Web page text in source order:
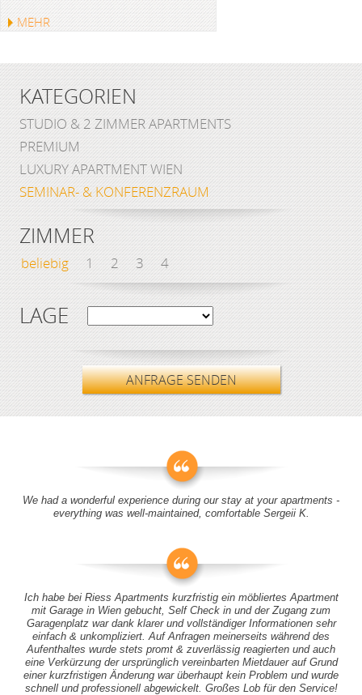
MEHR
KATEGORIEN
STUDIO & 2 ZIMMER APARTMENTS
PREMIUM
LUXURY APARTMENT WIEN
SEMINAR- & KONFERENZRAUM
ZIMMER
beliebig 1 2 3 4
LAGE
ANFRAGE SENDEN
We had a wonderful experience during our stay at your apartments -
everything was well-maintained, comfortable Sergeii K.
Ich habe bei Riess Apartments kurzfristig ein möbliertes Apartment
mit Garage in Wien gebucht, Self Check in und der Zugang zum
Garagenplatz war dank klarer und vollständiger Informationen sehr
einfach & unkompliziert. Auf Anfragen meinerseits während des
Aufenthaltes wurde stets promt & zuverlässig reagierten und auch
eine Verkürzung der ursprünglich vereinbarten Mietdauer auf Grund
einer kurzfristigen Änderung war überhaupt kein Problem und wurde
schnell und professionell abgewickelt. Großes Lob für den Service!